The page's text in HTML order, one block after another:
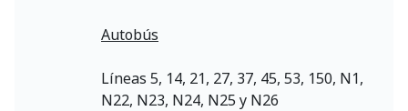
Autobús
Líneas 5, 14, 21, 27, 37, 45, 53, 150, N1,
N22, N23, N24, N25 y N26